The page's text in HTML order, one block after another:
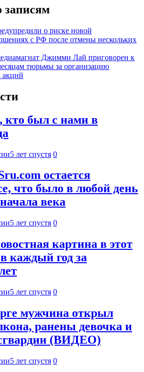
записям
о риске новой
с РФ после отмены нескольких
Джимми Лай приговорен к
тюрьмы за организацию
акций
кто был с нами в
5 лет спустя 0
остается
что было в любой день
века
5 лет спустя 0
картина в этот
каждый год за
5 лет спустя 0
мужчина открыл
ранены девочка и
(ВИДЕО)
5 лет спустя 0